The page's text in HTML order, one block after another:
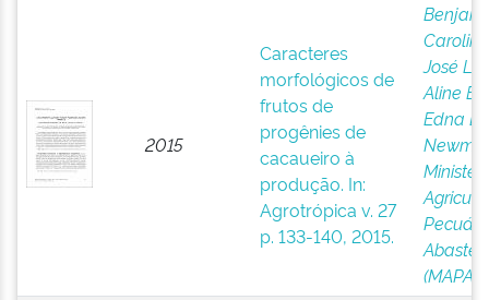
2015
Caracteres
morfológicos de
frutos de
progênies de
cacaueiro à
produção. In:
Agrotrópica v. 27
p. 133-140, 2015.
Carolina
José
Aline
Edna
(MAPA)